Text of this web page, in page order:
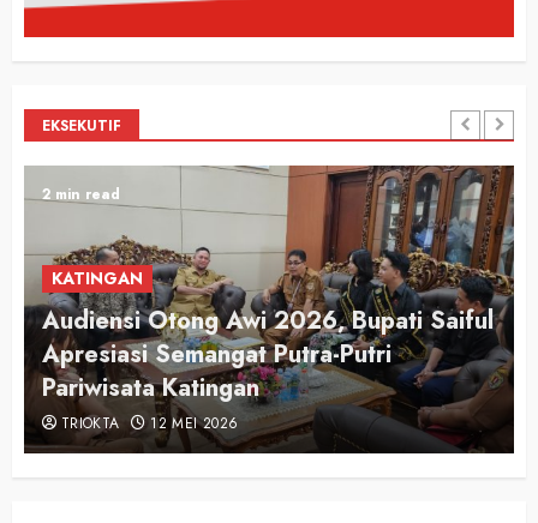
EKSEKUTIF
2 min read
KATINGAN
Audiensi Otong Awi 2026, Bupati Saiful
Apresiasi Semangat Putra-Putri
Pariwisata Katingan
TRIOKTA 12 MEI 2026